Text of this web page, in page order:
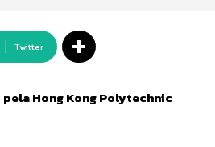
Twitter
Hong Kong Polytechnic